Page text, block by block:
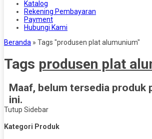
Katalog
Rekening Pembayaran
Payment
Hubungi Kami
Beranda » Tags "produsen plat alumunium"
Tags produsen plat
Maaf, belum tersedia produk
ini.
Tutup Sidebar
Kategori Produk